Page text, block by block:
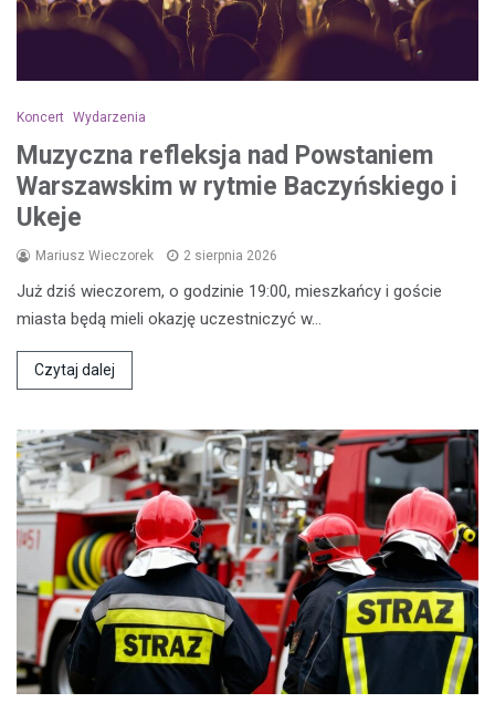
Koncert Wydarzenia
Muzyczna refleksja nad Powstaniem
Warszawskim w rytmie Baczyńskiego i
Ukeje
Mariusz Wieczorek 2 sierpnia 2026
Już dziś wieczorem, o godzinie 19:00, mieszkańcy i goście
miasta będą mieli okazję uczestniczyć w…
Czytaj dalej